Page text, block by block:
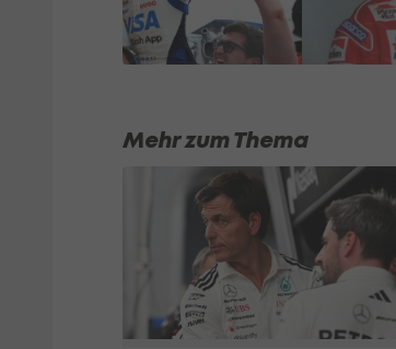
Mehr zum Thema